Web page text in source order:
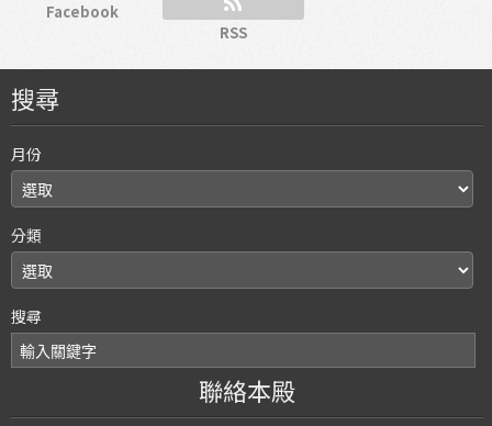
Facebook
RSS
搜尋
月份
分類
搜尋
聯絡本殿